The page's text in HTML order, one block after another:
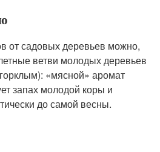
от садовых деревьев можно,
ветви молодых деревьев
«мясной» аромат
запах молодой коры и
до самой весны.